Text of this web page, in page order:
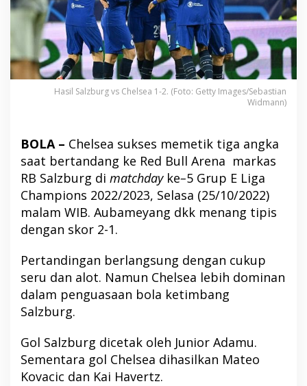
Hasil Salzburg vs Chelsea 1-2. (Foto: Getty Images/Sebastian
Widmann)
BOLA – Chelsea sukses memetik tiga angka
saat bertandang ke Red Bull Arena markas
RB Salzburg di matchday ke–5 Grup E Liga
Champions 2022/2023, Selasa (25/10/2022)
malam WIB. Aubameyang dkk menang tipis
dengan skor 2-1.
Pertandingan berlangsung dengan cukup
seru dan alot. Namun Chelsea lebih dominan
dalam penguasaan bola ketimbang
Salzburg.
Gol Salzburg dicetak oleh Junior Adamu.
Sementara gol Chelsea dihasilkan Mateo
Kovacic dan Kai Havertz.